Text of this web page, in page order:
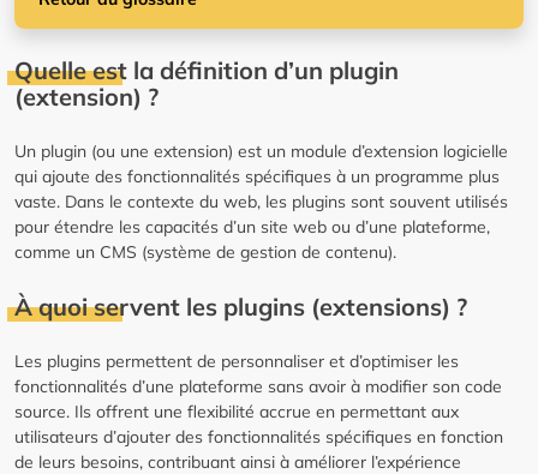
Quelle est la définition d’un plugin
(extension) ?
Un plugin (ou une extension) est un module d’extension logicielle
qui ajoute des fonctionnalités spécifiques à un programme plus
vaste. Dans le contexte du web, les plugins sont souvent utilisés
pour étendre les capacités d’un site web ou d’une plateforme,
comme un CMS (système de gestion de contenu).
À quoi servent les plugins (extensions) ?
Les plugins permettent de personnaliser et d’optimiser les
fonctionnalités d’une plateforme sans avoir à modifier son code
source. Ils offrent une flexibilité accrue en permettant aux
utilisateurs d’ajouter des fonctionnalités spécifiques en fonction
de leurs besoins, contribuant ainsi à améliorer l’expérience